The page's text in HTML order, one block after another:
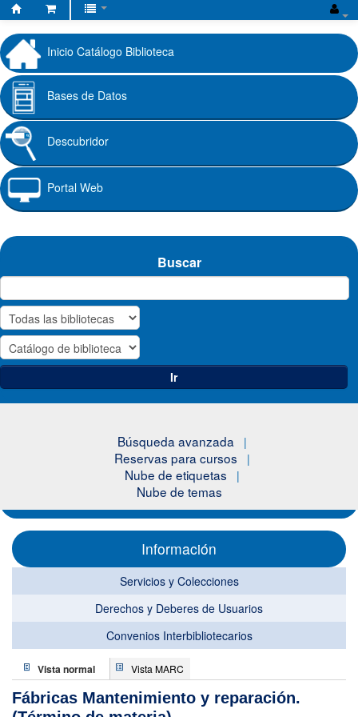
Fundación
Universitaria
Cafam
Inicio Catálogo Biblioteca
Bases de Datos
Descubridor
Portal Web
Buscar
Ir
Búsqueda avanzada
Reservas para cursos
Nube de etiquetas
Nube de temas
Información
Servicios y Colecciones
Derechos y Deberes de Usuarios
Convenios Interbibliotecarios
Vista normal Vista MARC
Fábricas Mantenimiento y reparación.